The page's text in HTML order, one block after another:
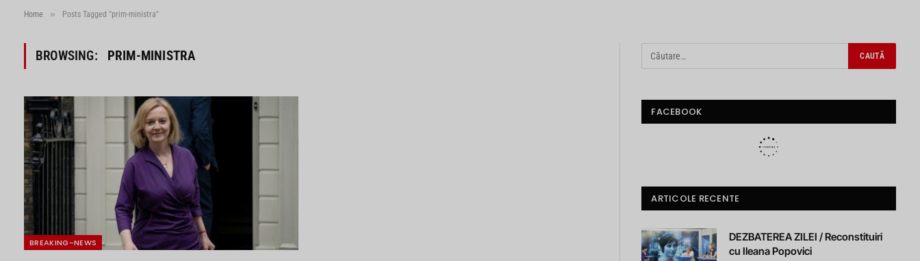
Home » Posts Tagged "prim-ministra"
BROWSING: PRIM-MINISTRA
BREAKING-NEWS
FACEBOOK
ARTICOLE RECENTE
DEZBATEREA ZILEI / Reconstituiri
cu Ileana Popovici